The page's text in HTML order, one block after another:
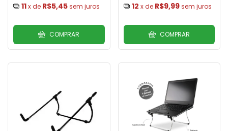
11x de R$5,45sem juros
COMPRAR
12 x de R$9,99 sem juros
COMPRAR